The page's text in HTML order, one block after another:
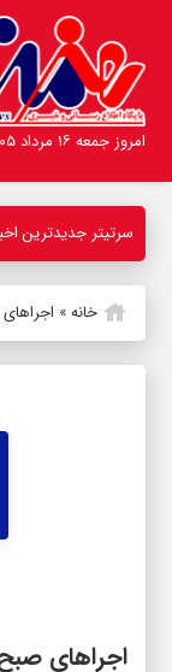
امروز جمعه ۱۶ مرداد ۱۴۰۵
سرتیتر جدیدترین
خانه»
اجراهای